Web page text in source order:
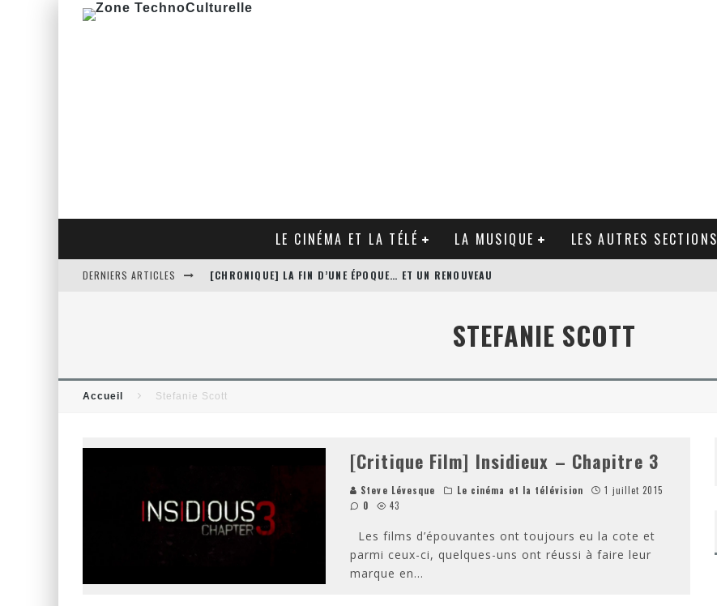
LE CINÉMA ET LA TÉLÉ LA MUSIQUE LES AUTRES SECTIONS
DERNIERS ARTICLES [CHRONIQUE] LA FIN D’UNE ÉPOQUE… ET UN RENOUVEAU
[CRITIQUE FILM] JUSTICE LEAGUE DE ZACK SNYDERSTEFANIE SCOTT
Accueil Stefanie Scott
[Critique Film] Insidieux – Chapitre 3
Steve Lévesque Le cinéma et la télévision
1 juillet 2015
0
43
Les films d’épouvantes ont toujours eu la cote et
parmi ceux-ci, quelques-uns ont réussi à faire leur
marque en...